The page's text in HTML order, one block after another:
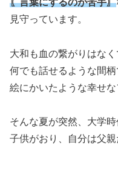
見守っています。
大和も血の繋がりはなく
何でも話せるような間
絵にかいたような幸せな
そんな夏が突然、大学
子供がおり、自分は父親